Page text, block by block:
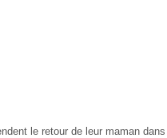
le retour de leur maman